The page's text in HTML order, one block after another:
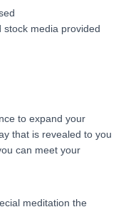
stock media provided
to expand your
that is revealed to you
can meet your
meditation the